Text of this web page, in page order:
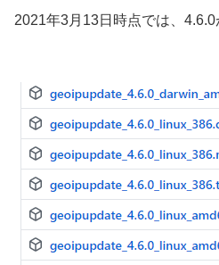
2021年3月13日時点では、4.6.0